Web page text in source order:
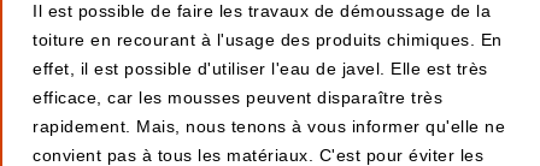
Il est possible de faire les travaux de démoussage de la
toiture en recourant à l'usage des produits chimiques. En
effet, il est possible d'utiliser l'eau de javel. Elle est très
efficace, car les mousses peuvent disparaître très
rapidement. Mais, nous tenons à vous informer qu'elle ne
convient pas à tous les matériaux. C'est pour éviter les